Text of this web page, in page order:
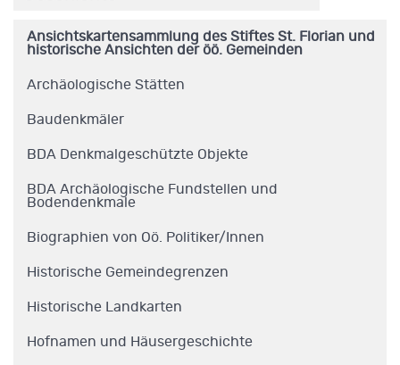
Ansichtskartensammlung des Stiftes St. Florian und
historische Ansichten der öö. Gemeinden
Archäologische Stätten
Baudenkmäler
BDA Denkmalgeschützte Objekte
BDA Archäologische Fundstellen und
Bodendenkmale
Biographien von Oö. Politiker/Innen
Historische Gemeindegrenzen
Historische Landkarten
Hofnamen und Häusergeschichte